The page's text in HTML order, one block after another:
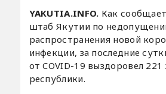
YAKUTIA.INFO. Как
штаб Якутии по
распространения новой
инфекции, за последние
от COVID-19 выздоровел 221
республики.